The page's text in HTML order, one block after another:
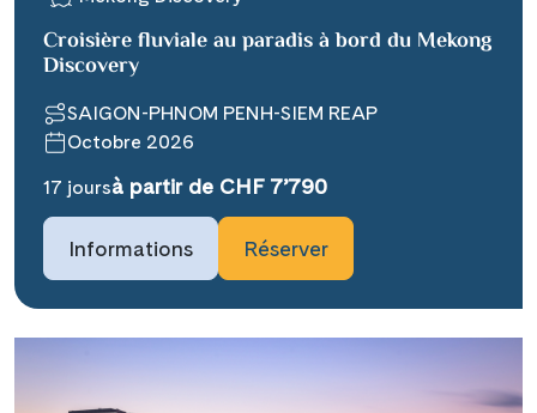
Teile diese Reise
### headline_default does not exist in
object type Ausflug ###
Croisière fluviale au paradis à bord du Mekong
Discovery
SAIGON-PHNOM PENH-SIEM REAP
Octobre 2026
17 joursà partir de CHF 7’790
Informations Réserver